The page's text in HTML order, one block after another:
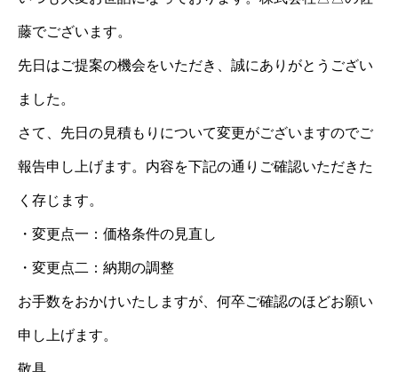
藤でございます。
先日はご提案の機会をいただき、誠にありがとうござい
ました。
さて、先日の見積もりについて変更がございますのでご
報告申し上げます。内容を下記の通りご確認いただきた
く存じます。
・変更点一：価格条件の見直し
・変更点二：納期の調整
お手数をおかけいたしますが、何卒ご確認のほどお願い
申し上げます。